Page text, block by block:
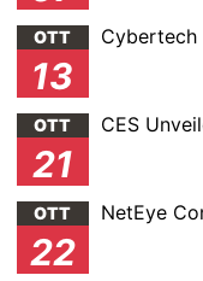
OTT
13
Cybertech
OTT
21
CES
OTT
22
NetEye